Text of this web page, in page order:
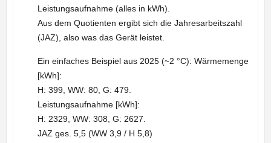
Leistungsaufnahme (alles in kWh).
Aus dem Quotienten ergibt sich die Jahresarbeitszahl
(JAZ), also was das Gerät leistet.
Ein einfaches Beispiel aus 2025 (~2 °C): Wärmemenge
[kWh]:
H: 399, WW: 80, G: 479.
Leistungsaufnahme [kWh]:
H: 2329, WW: 308, G: 2627.
JAZ ges. 5,5 (WW 3,9 / H 5,8)